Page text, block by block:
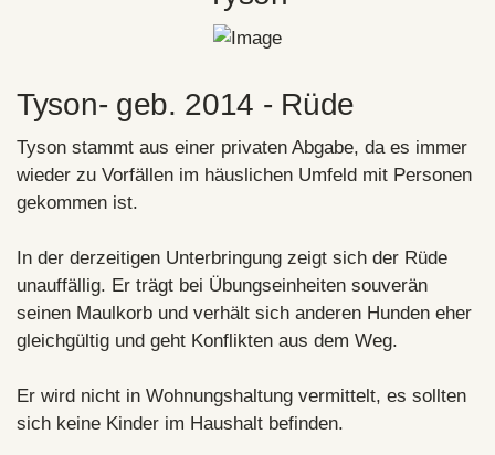
Tyson- geb. 2014 - Rüde
Tyson stammt aus einer privaten Abgabe, da es immer
wieder zu Vorfällen im häuslichen Umfeld mit Personen
gekommen ist.
In der derzeitigen Unterbringung zeigt sich der Rüde
unauffällig. Er trägt bei Übungseinheiten souverän
seinen Maulkorb und verhält sich anderen Hunden eher
gleichgültig und geht Konflikten aus dem Weg.
Er wird nicht in Wohnungshaltung vermittelt, es sollten
sich keine Kinder im Haushalt befinden.